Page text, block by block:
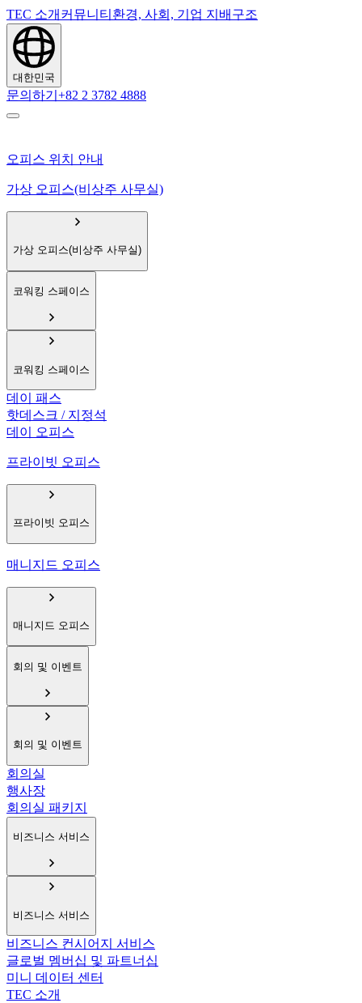
TEC 소개 커뮤니티 환경, 사회, 기업 지배구조
대한민국
문의하기 +82 2 3782 4888
오피스 위치 안내
가상 오피스(비상주 사무실)
가상 오피스(비상주 사무실)
코워킹 스페이스
코워킹 스페이스
데이 패스
핫데스크 / 지정석
데이 오피스
프라이빗 오피스
프라이빗 오피스
매니지드 오피스
매니지드 오피스
회의 및 이벤트
회의 및 이벤트
회의실
행사장
회의실 패키지
비즈니스 서비스
비즈니스 서비스
비즈니스 컨시어지 서비스
글로벌 멤버십 및 파트너십
미니 데이터 센터
TEC 소개